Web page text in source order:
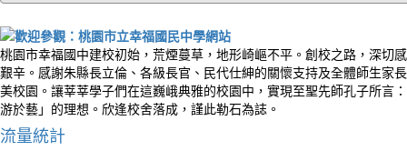
桃園市幸福國中建校初始，荒煙蔓草，地形崎嶇不平。創校之路，深切
艱辛。感謝朱縣長立倫、各級長官、民代仕紳的關懷支持及全體師生家
美校園。讓莘莘學子們在這巍峨典雅的校園中，實現至聖先師孔子所言
游於藝」的理想。欣逢校舍落成，謹此勒石為誌。
流量統計